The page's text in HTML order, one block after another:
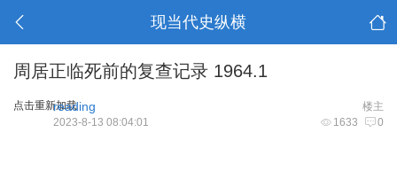
现当代史纵横
周居正临死前的复查记录 1964.1
点击重新加载 楼主
reading
1633 0
2023-8-13 08:04:01